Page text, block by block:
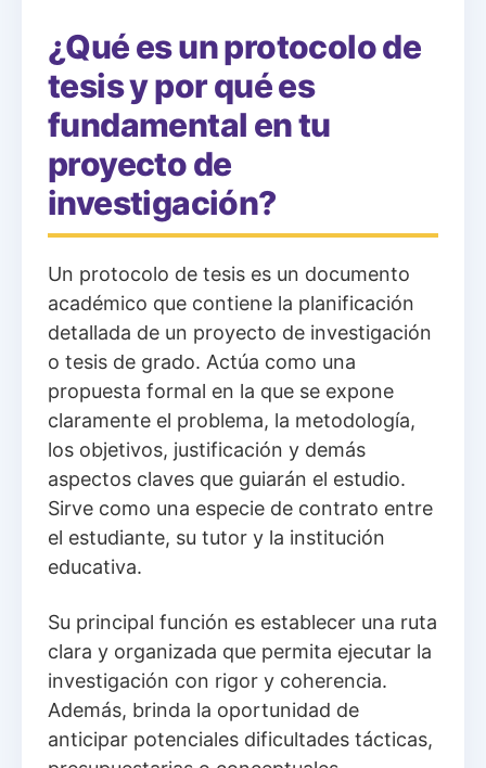
¿Qué es un protocolo de
tesis y por qué es
fundamental en tu
proyecto de
investigación?
Un protocolo de tesis es un documento
académico que contiene la planificación
detallada de un proyecto de investigación
o tesis de grado. Actúa como una
propuesta formal en la que se expone
claramente el problema, la metodología,
los objetivos, justificación y demás
aspectos claves que guiarán el estudio.
Sirve como una especie de contrato entre
el estudiante, su tutor y la institución
educativa.
Su principal función es establecer una ruta
clara y organizada que permita ejecutar la
investigación con rigor y coherencia.
Además, brinda la oportunidad de
anticipar potenciales dificultades tácticas,